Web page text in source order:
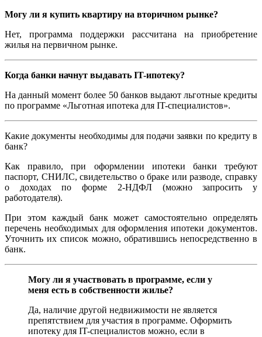
Могу ли я купить квартиру на вторичном рынке?
Нет, программа поддержки рассчитана на приобретение
жилья на первичном рынке.
Когда банки начнут выдавать IT-ипотеку?
На данный момент более 50 банков выдают льготные кредиты
по программе «Льготная ипотека для IT-специалистов».
Какие документы необходимы для подачи заявки по кредиту в
банк?
Как правило, при оформлении ипотеки банки требуют
паспорт, СНИЛС, свидетельство о браке или разводе, справку
о доходах по форме 2-НДФЛ (можно запросить у
работодателя).
При этом каждый банк может самостоятельно определять
перечень необходимых для оформления ипотеки документов.
Уточнить их список можно, обратившись непосредственно в
банк.
Могу ли я участвовать в программе, если у
меня есть в собственности жилье?
Да, наличие другой недвижимости не является
препятствием для участия в программе. Оформить
ипотеку для IT-специалистов можно, если в